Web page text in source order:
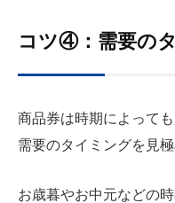
コツ④：需要の
商品券は時期によって
需要のタイミングを見
お歳暮やお中元などの